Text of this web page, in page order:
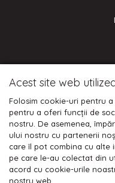
Acest site web
Folosim cookie-uri pentru
pentru a oferi funcții de
nostru. De asemenea,
ului nostru cu partenerii
care îl pot combina cu alte
pe care le-au colectat din
acord cu cookie-urile
nostru web.